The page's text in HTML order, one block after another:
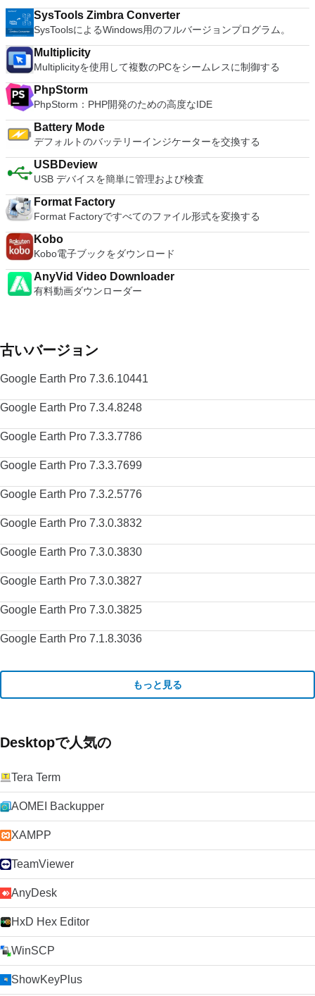
Windows 10. By utilizing an app like this, you'll get to try out
all of Windows 10's new features in a safe sandboxed
environment, without the need to install the OS natively.
VMware Workstation Pro doesn't just support Microsofts OS,
you can also install Linux VMs, including Ubuntu, Red Hat,
Fedora, and lots of other distributions as well. Overall,
Workstation Pro offers high performance, strong reliability,
and cutting edge features that make it stand out from the
crowd. The full version is a little pricey, but you do get what
you pay for.
SysTools Zimbra Converter
SysToolsによるWindows用のフルバージョンプログラム。
Multiplicity
Multiplicityを使用して複数のPCをシームレスに制御する
PhpStorm
PhpStorm：PHP開発のための高度なIDE
Battery Mode
デフォルトのバッテリーインジケーターを交換する
USBDeview
USB デバイスを簡単に管理および検査
Format Factory
Format Factoryですべてのファイル形式を変換する
Kobo
Kobo電子ブックをダウンロード
AnyVid Video Downloader
有料動画ダウンローダー
古いバージョン
Google Earth Pro 7.3.6.10441
Google Earth Pro 7.3.4.8248
Google Earth Pro 7.3.3.7786
Google Earth Pro 7.3.3.7699
Google Earth Pro 7.3.2.5776
Google Earth Pro 7.3.0.3832
Google Earth Pro 7.3.0.3830
Google Earth Pro 7.3.0.3827
Google Earth Pro 7.3.0.3825
Google Earth Pro 7.1.8.3036
もっと見る
Desktopで人気の
Tera Term
AOMEI Backupper
XAMPP
TeamViewer
AnyDesk
HxD Hex Editor
WinSCP
ShowKeyPlus